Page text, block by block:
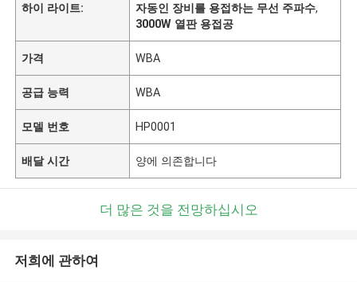
하이 라이트:
자동인 장비를 용접하는 무선 주파수,
3000W 열판 용접공
가격 WBA
공급 능력 WBA
모델 번호 HP0001
배달 시간 양에 의존합니다
더 많은 것을 전망하십시오
저희에 관하여